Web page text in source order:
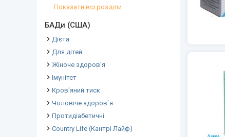
Показати всі розділи
БАДи (США)
Дієта
Для дітей
Жіноче здоров'я
Імунітет
Кров'яний тиск
Чоловіче здоров`я
Протидіабетичні
Country Life (Кантрі Лайф)